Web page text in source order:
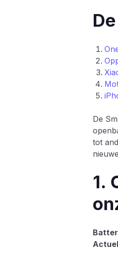
De
tot
1.